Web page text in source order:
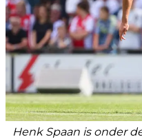
Henk Spaan is onder